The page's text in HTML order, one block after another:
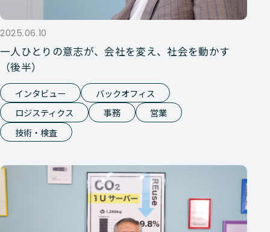
2025.06.10
一人ひとりの意志が、会社を変え、社会を動かす
（後半）
インタビュー
バックオフィス
ロジスティクス
事務
営業
技術・検査